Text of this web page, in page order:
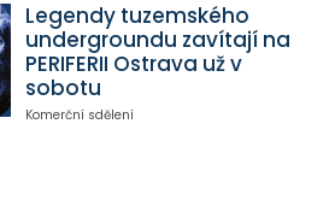
Legendy tuzemského
undergroundu zavítají na
PERIFERII Ostrava už v
sobotu
Komerční sdělení